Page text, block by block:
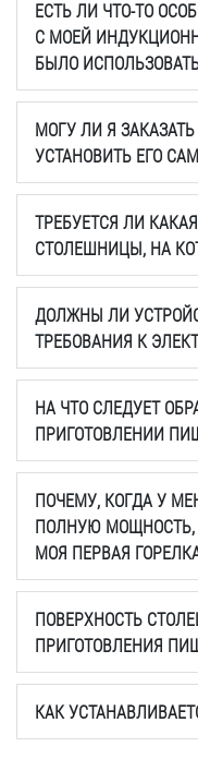
ЕСТЬ ЛИ ЧТО-ТО
С МОЕЙ
БЫЛО
МОГУ ЛИ Я
УСТАНОВИТЬ ЕГО
ТРЕБУЕТСЯ ЛИ
СТОЛЕШНИЦЫ, НА
ДОЛЖНЫ ЛИ
ТРЕБОВАНИЯ К
НА ЧТО СЛЕДУЕТ
ПРИГОТОВЛЕНИИ
ПОЧЕМУ, КОГДА У
ПОЛНУЮ МОЩНОСТЬ,
МОЯ ПЕРВАЯ
ПОВЕРХНОСТЬ
ПРИГОТОВЛЕНИЯ
КАК